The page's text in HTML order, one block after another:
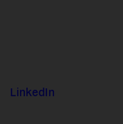
LinkedIn